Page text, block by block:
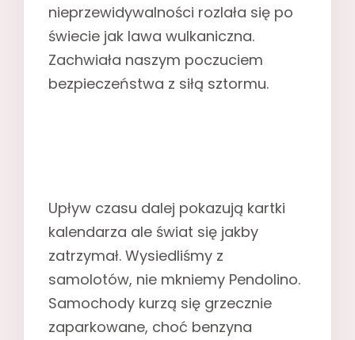
nieprzewidywalności rozlała się po
świecie jak lawa wulkaniczna.
Zachwiała naszym poczuciem
bezpieczeństwa z siłą sztormu.
Upływ czasu dalej pokazują kartki
kalendarza ale świat się jakby
zatrzymał. Wysiedliśmy z
samolotów, nie mkniemy Pendolino.
Samochody kurzą się grzecznie
zaparkowane, choć benzyna